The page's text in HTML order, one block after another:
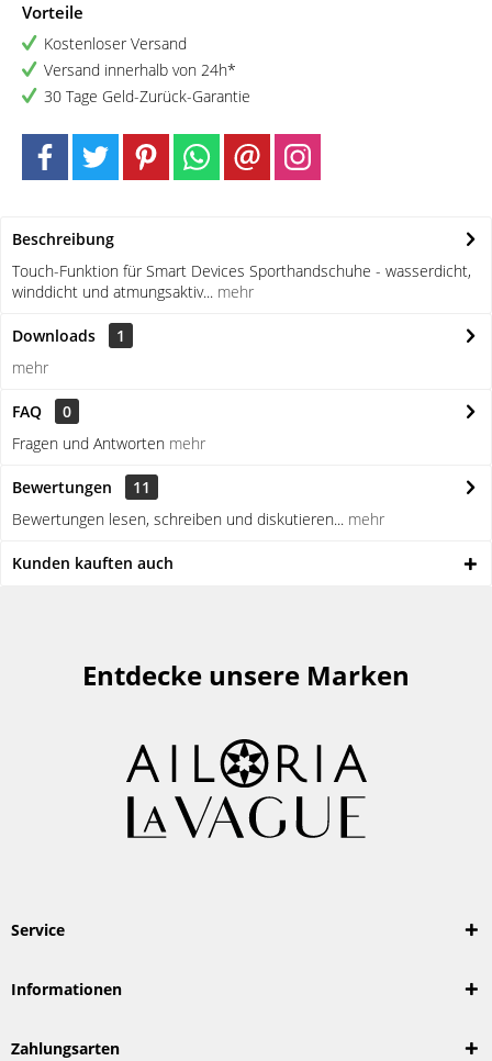
Vorteile
Kostenloser Versand
Versand innerhalb von 24h*
30 Tage Geld-Zurück-Garantie
Beschreibung
Touch-Funktion für Smart Devices Sporthandschuhe - wasserdicht,
winddicht und atmungsaktiv... mehr
Downloads
1
mehr
FAQ
0
Fragen und Antworten mehr
Bewertungen
11
Bewertungen lesen, schreiben und diskutieren... mehr
Kunden kauften auch
Entdecke unsere Marken
Service
Informationen
Zahlungsarten